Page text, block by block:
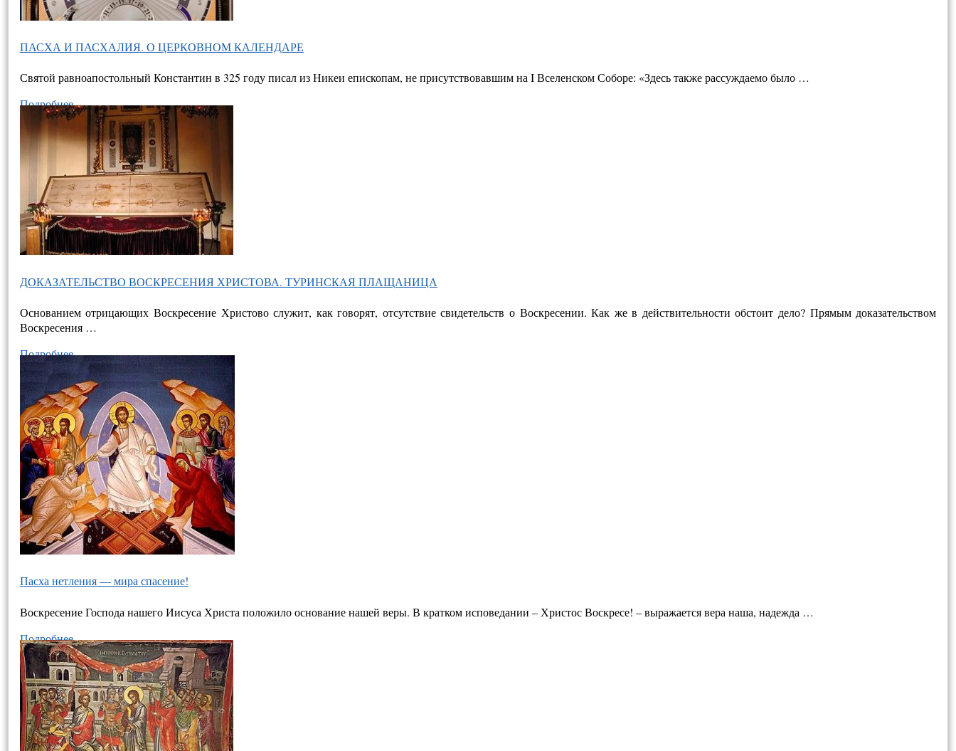
ПАСХА И ПАСХАЛИЯ. О ЦЕРКОВНОМ КАЛЕНДАРЕ
Святой равноапостольный Константин в 325 году писал из Никеи епископам, не присутствовавшим на I Вселенском Соборе: «Здесь также рассуждаемо было …
Подробнее…
ДОКАЗАТЕЛЬСТВО ВОСКРЕСЕНИЯ ХРИСТОВА. ТУРИНСКАЯ ПЛАЩАНИЦА
Основанием отрицающих Воскресение Христово служит, как говорят, отсутствие свидетельств о Воскресении. Как же в действительно­сти обстоит дело? Прямым доказательством
Воскресения …
Подробнее…
Пасха нетления — мира спасение!
Воскресение Господа нашего Иисуса Христа положило основание нашей веры. В кратком исповедании – Христос Воскресе! – выража­ется вера наша, надежда …
Подробнее…